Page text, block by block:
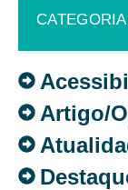
Artigo/